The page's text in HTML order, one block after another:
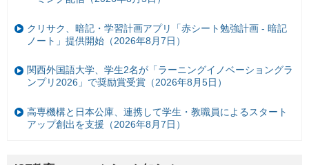
クリサク、暗記・学習計画アプリ「赤シート勉強計画 - 暗記
ノート」提供開始（2026年8月7日）
関西外国語大学、学生2名が「ラーニングイノベーショングラ
ンプリ2026」で奨励賞受賞（2026年8月5日）
高専機構と日本公庫、連携して学生・教職員によるスタート
アップ創出を支援（2026年8月7日）